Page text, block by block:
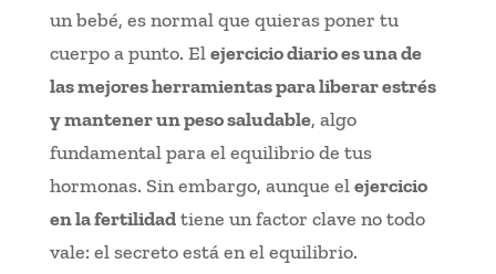
un bebé, es normal que quieras poner tu
cuerpo a punto. Elejercicio diario es una de
las mejores herramientas para liberar estrés
y mantener un peso saludable, algo
fundamental para el equilibrio de tus
hormonas. Sin embargo, aunque elejercicio
en la fertilidadtiene un factor clave no todo
vale: el secreto está en el equilibrio.